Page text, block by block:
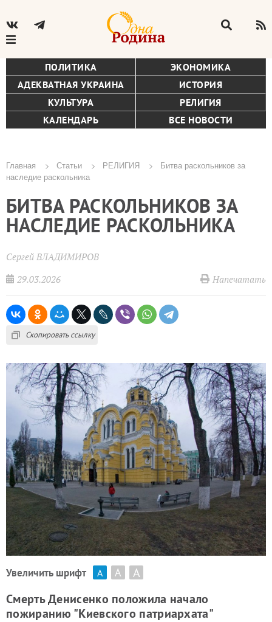
ПОЛИТИКА
ЭКОНОМИКА
АДЕКВАТНАЯ УКРАИНА
ИСТОРИЯ
КУЛЬТУРА
РЕЛИГИЯ
КАЛЕНДАРЬ
ВСЕ НОВОСТИ
Строка
навигации
Главная Статьи РЕЛИГИЯ
Битва раскольников за
наследие раскольника
БИТВА РАСКОЛЬНИКОВ ЗА
НАСЛЕДИЕ РАСКОЛЬНИКА
Сергей ВЛАДИМИРОВ
29.03.2026
Напечатать
Скопировать ссылку
Увеличить шрифт А А
А
Смерть Денисенко положила начало
пожиранию "Киевского патриархата"